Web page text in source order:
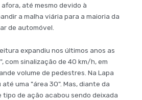
até mesmo devido à
a malha viária para a maioria da
de automóvel.
expandiu nos últimos anos as
com sinalização de 40 km/h, em
volume de pedestres. Na Lapa
uma "área 30". Mas, diante da
tipo de ação acabou sendo deixada